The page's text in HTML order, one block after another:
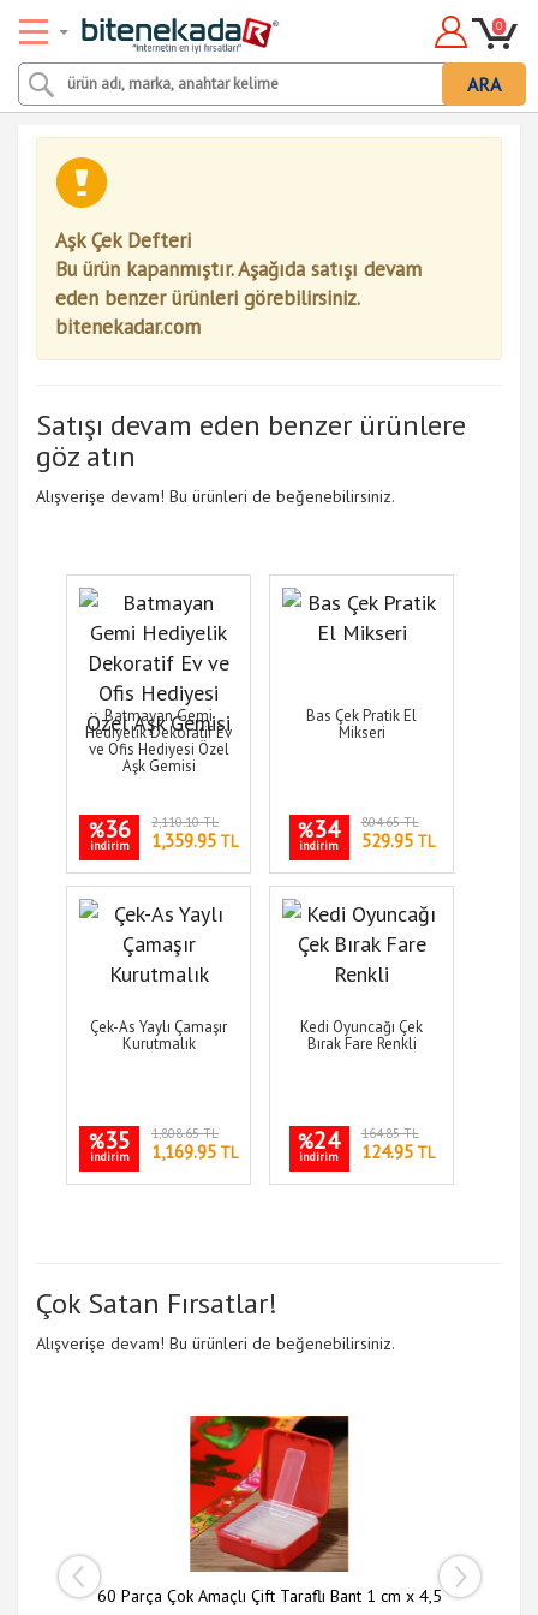
ARA
0
Aşk Çek Defteri
Bu ürün kapanmıştır. Aşağıda satışı devam
eden benzer ürünleri görebilirsiniz.
bitenekadar.com
Satışı devam eden benzer ürünlere
göz atın
Alışverişe devam! Bu ürünleri de beğenebilirsiniz.
Batmayan Gemi
Hediyelik Dekoratif Ev
ve Ofis Hediyesi Özel
Aşk Gemisi
%36
indirim
2,110.10 TL
1,359.95 TL
Bas Çek Pratik El
Mikseri
%34
indirim
804.65 TL
529.95TL
Çek-As Yaylı Çamaşır
Kurutmalık
%35
indirim
1,808.65 TL
1,169.95 TL
Kedi Oyuncağı Çek
Bırak Fare Renkli
%24
indirim
164.85 TL
124.95TL
Çok Satan Fırsatlar!
Alışverişe devam! Bu ürünleri de beğenebilirsiniz.
60 Parça Çok Amaçlı Çift Taraflı Bant 1 cm x 4,5